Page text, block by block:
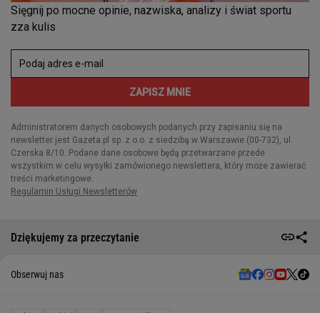
Dziękujemy za przeczytanie
Obserwuj nas